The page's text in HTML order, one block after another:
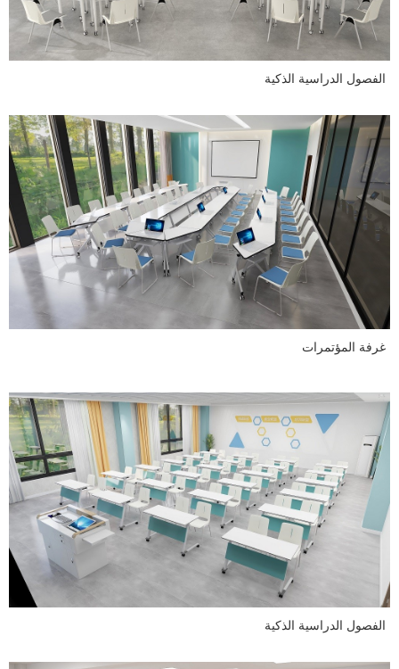
الفصول الدراسية الذكية
غرفة المؤتمرات
الفصول الدراسية الذكية